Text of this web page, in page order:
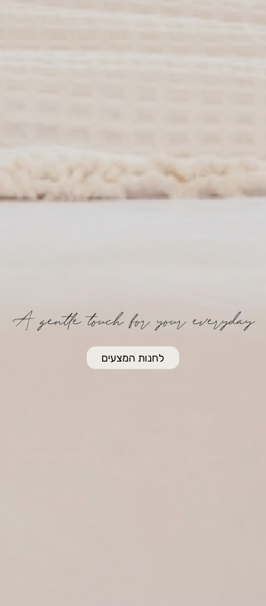
A gentle touch for your everyday
לחנות המצעים